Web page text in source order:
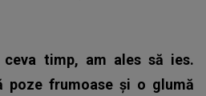
timp, am ales să ies.
poze frumoase și o glumă